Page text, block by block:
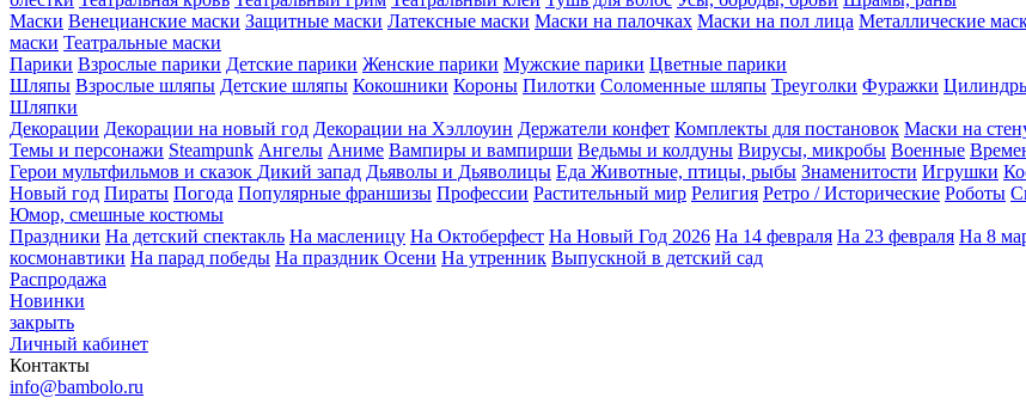
Маски Венецианские маски Защитные маски Латексные маски Маски на палочках Маски на пол лица Металлические
маски Театральные маски
Парики Взрослые парики Детские парики Женские парики Мужские парики Цветные парики
Шляпы Взрослые шляпы Детские шляпы Кокошники Короны Пилотки Соломенные шляпы Треуголки Фуражки
Шляпки
Декорации Декорации на новый год Декорации на Хэллоуин Держатели конфет Комплекты для постановок Маски на
Темы и персонажи Steampunk Ангелы Аниме Вампиры и вампирши Ведьмы и колдуны Вирусы, микробы Военные
Герои мультфильмов и сказок Дикий запад Дьяволы и Дьяволицы Еда Животные, птицы, рыбы Знаменитости Игрушки
Новый год Пираты Погода Популярные франшизы Профессии Растительный мир Религия Ретро / Исторические Роботы
Юмор, смешные костюмы
Праздники На детский спектакль На масленицу На Октоберфест На Новый Год 2026 На 14 февраля На 23 февраля На 8
космонавтики На парад победы На праздник Осени На утренник Выпускной в детский сад
Распродажа
Новинки
закрыть
Личный кабинет
Контакты
info@bambolo.ru